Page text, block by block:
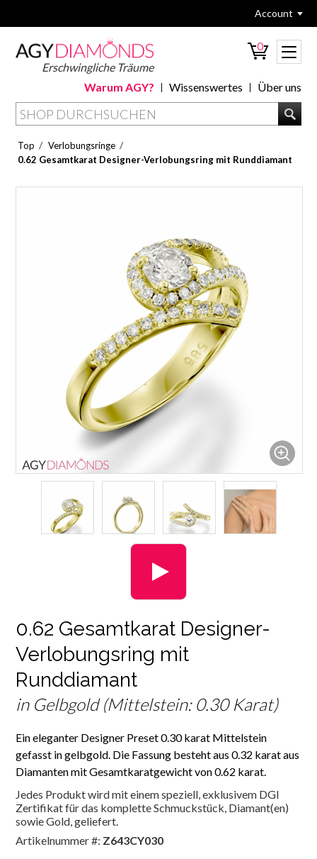
Account
Erschwingliche Träume
0
Über uns
Wissenswertes
Warum AGY?
Top / Verlobungsringe /
0.62 Gesamtkarat Designer-Verlobungsring mit Runddiamant
0.62 Gesamtkarat Designer-
Verlobungsring mit
Runddiamant
in Gelbgold (Mittelstein: 0.30 Karat)
Ein eleganter Designer Preset 0.30 karat Mittelstein
gefasst in gelbgold. Die Fassung besteht aus 0.32 karat aus
Diamanten mit Gesamtkaratgewicht von 0.62 karat.
Jedes Produkt wird mit einem speziell, exklusivem DGI
Zertifikat für das komplette Schmuckstück, Diamant(en)
sowie Gold, geliefert.
Artikelnummer #: Z643CY030